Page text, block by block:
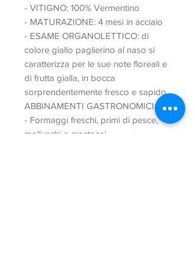
- VITIGNO: 100% Vermentino
- MATURAZIONE: 4 mesi in acciaio
- ESAME ORGANOLETTICO: di
colore giallo paglierino al naso si
caratterizza per le sue note floreali e
di frutta gialla, in bocca
sorprendentemente fresco e sapido
ABBINAMENTI GASTRONOMICI:
- Formaggi freschi, primi di pesce,
molluschi e crostacei.